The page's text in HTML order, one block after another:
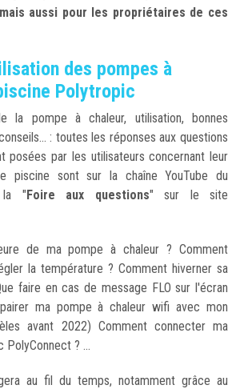
aussi pour les propriétaires de ces
des pompes à
Polytropic
la pompe à chaleur, utilisation, bonnes
: toutes les réponses aux questions
posées par les utilisateurs concernant leur
piscine sont sur la chaîne YouTube du
la "Foire aux questions" sur le site
de ma pompe à chaleur ? Comment
la température ? Comment hiverner sa
faire en cas de message FLO sur l'écran
ma pompe à chaleur wifi avec mon
avant 2022) Comment connecter ma
? ...
au fil du temps, notamment grâce au